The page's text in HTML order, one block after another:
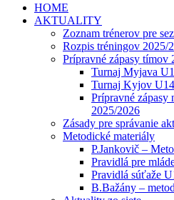
HOME
AKTUALITY
Zoznam trénerov pre
Rozpis tréningov 2025/
Prípravné zápasy tímov
Turnaj Myjava
Turnaj Kyjov
Prípravné zápasy
2025/2026
Zásady pre správanie
Metodické materiály
P.Jankovič –
Pravidlá pre
Pravidlá súťaže
B.Bažány –